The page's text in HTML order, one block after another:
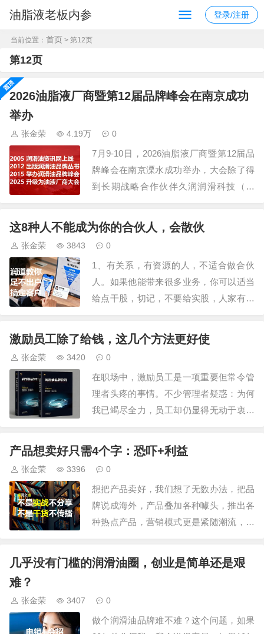
油脂液老板内参 登录/注册
当前位置： 首页 > 第12页
第12页
2026油脂液厂商暨第12届品牌峰会在南京成功
举办
张金荣 4.19万 0
7月9-10日，2026油脂液厂商暨第12届品
牌峰会在南京溧水成功举办，大会除了得
到长期战略合作伙伴久润润滑科技（上
司的鼎力支持外，还获得了30多家规模企
业的认可，参会嘉宾300+，组委会还安排
了参观车油尿素液领导品牌，占地195亩
的可兰素工厂，特种润滑脂企业，占…
这8种人不能成为你的合伙人，会散伙
张金荣 3843 0
1、有关系，有资源的人，不适合做合伙
人。如果他能带来很多业务，你可以适当
给点干股，切记，不要给实股，人家有人
呢？也许隔行如隔山，人家就想找个合伙
人试试水，如果投资失败，最多就是花钱
买经验，没啥损失，如果投资成功，把事
业做起来了。人品好的，还能跟你合作共
赢，人品不好的…
激励员工除了给钱，这几个方法更好使
张金荣 3420 0
在职场中，激励员工是一项重要但常令管
理者头疼的事情。不少管理者疑惑：为何
我已竭尽全力，员工却仍显得无动于衷？
是金钱开道。有时候，简单的几句话就能
激发员工的工作热情，激发他们的潜能。
1、信任的力量：“我相信你能行！”作为领
导者，首先要对员工展现出足够的信任。
信任他们…
产品想卖好只需4个字：恐吓+利益
张金荣 3396 0
想把产品卖好，我们想了无数办法，把品
牌说成海外，产品叠加各种噱头，推出各
种热点产品，营销模式更是紧随潮流，至
锁、联合、国潮等，更是层出不穷，但这
些都是术，不是道。卖好产品，其实就是
益是好处收获。润滑油企业客户无法两
种，一个是卖货…
几乎没有门槛的润滑油圈，创业是简单还是艰
难？
张金荣 3407 0
做个润滑油品牌难不难？这个问题，如果